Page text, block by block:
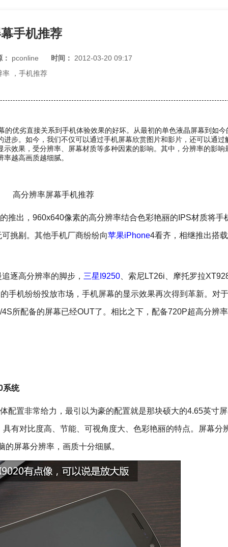
手机推荐
pconline 时间： 2012-03-20 09:17
率
， 手机推荐
优劣直接关系到手机体验效果的好坏。从最初的单色液晶屏幕到如今
步。如今，我们不仅可以通过手机屏幕欣赏图片和影片，还可以通过
效果，受分辨率、屏幕材质等多种因素的影响。其中，分辨率的影响
越高画质越细腻。
高分辨率屏幕手机推荐
的推出，960x640像素的高分辨率结合色彩艳丽的IPS材质将手
挑剔。其他手机厂商纷纷向苹果iPhone4看齐，相继推出搭
高分辨率的脚步， 三星I9250 、索尼LT26i、摩托罗拉
手机纷纷投放市场，手机屏幕的显示效果再次得到革新。对
/4S所配备的屏幕已经OUT了。相比之下，配备720P超高分辨
系统
置非常给力，最引以为豪的配置就是那块硕大的4.65英寸
有对比度高、节能、可视角度大、色彩艳丽的特点。屏幕分
屏幕分辨率，画质十分细腻。